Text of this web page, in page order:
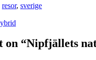
resor, sverige
on “Nipfjällets